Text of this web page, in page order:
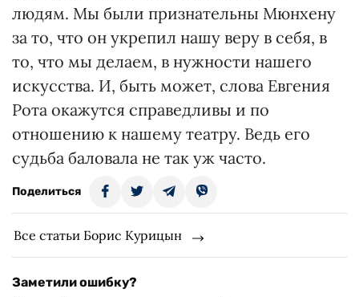
людям. Мы были признательны Мюнхену
за то, что он укрепил нашу веру в себя, в
то, что мы делаем, в нужности нашего
искусства. И, быть может, слова Евгения
Рота окажутся справедливы и по
отношению к нашему театру. Ведь его
судьба баловала не так уж часто.
Поделиться
Все статьи Борис Курицын
Заметили ошибку?